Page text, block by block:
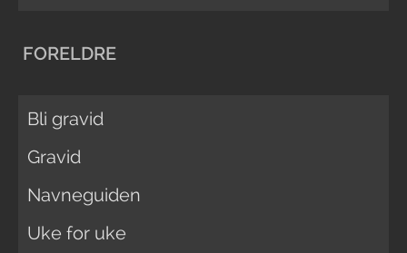
FORELDRE
Bli gravid
Gravid
Navneguiden
Uke for uke